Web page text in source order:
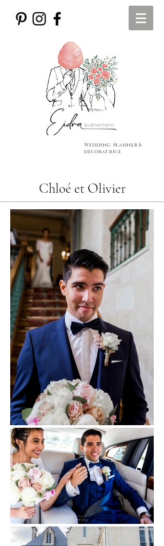
Wedding planner &
décoratrice
Chloé et Olivier